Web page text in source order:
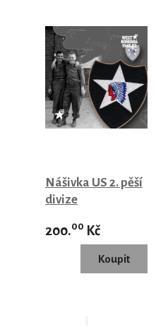
Nášivka US 2. pěší
divize
200.00 Kč